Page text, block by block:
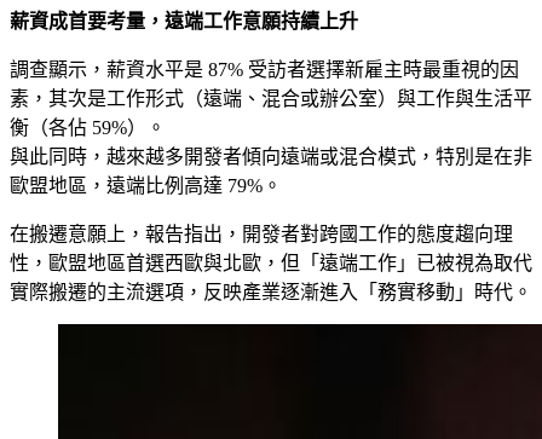
薪資成首要考量，遠端工作意願持續上升
調查顯示，薪資水平是 87% 受訪者選擇新雇主時最重視的因
素，其次是工作形式（遠端、混合或辦公室）與工作與生活平
衡（各佔 59%）。
與此同時，越來越多開發者傾向遠端或混合模式，特別是在非
歐盟地區，遠端比例高達 79%。
在搬遷意願上，報告指出，開發者對跨國工作的態度趨向理
性，歐盟地區首選西歐與北歐，但「遠端工作」已被視為取代
實際搬遷的主流選項，反映產業逐漸進入「務實移動」時代。